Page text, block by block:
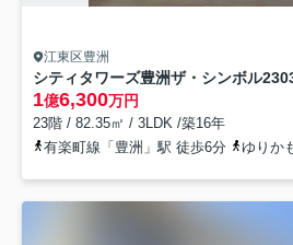
江東区豊洲
シティタワーズ豊洲ザ・シンボル
1億6,300万円
23階 / 82.35㎡ / 3LDK /築16年
有楽町線「豊洲」駅 徒歩6分
ゆりか